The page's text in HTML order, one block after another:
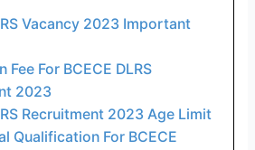
Vacancy 2023 Important
For BCECE DLRS
2023
Recruitment 2023 Age Limit
Qualification For BCECE